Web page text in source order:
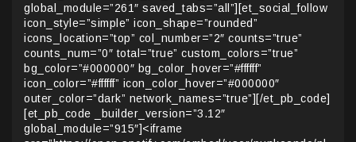
global_module=”261″ saved_tabs=”all”][et_social_follow
icon_style=”simple” icon_shape=”rounded”
icons_location=”top” col_number=”2″ counts=”true”
counts_num=”0″ total=”true” custom_colors=”true”
bg_color=”#000000″ bg_color_hover=”#ffffff”
icon_color=”#ffffff” icon_color_hover=”#000000″
outer_color=”dark” network_names=”true”][/et_pb_code]
[et_pb_code _builder_version=”3.12″
global_module=”915″]<iframe